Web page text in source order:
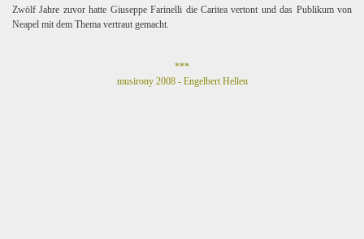
Zwölf Jahre zuvor hatte Giuseppe Farinelli die Caritea vertont und das Publikum von
Neapel mit dem Thema vertraut gemacht.
***
musirony 2008 - Engelbert Hellen